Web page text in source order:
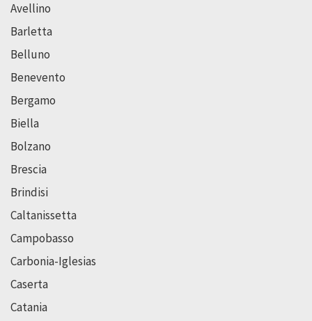
Avellino
Barletta
Belluno
Benevento
Bergamo
Biella
Bolzano
Brescia
Brindisi
Caltanissetta
Campobasso
Carbonia-Iglesias
Caserta
Catania